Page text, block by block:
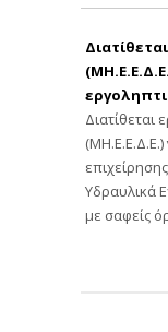
Διατίθεται
(ΜΗ.Ε.Ε.Δ.Ε.)
Υδραυλικά
με σαφείς